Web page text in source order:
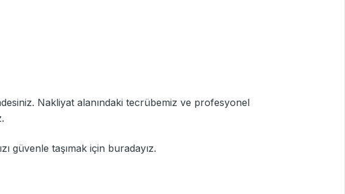
Nakliyat alanındaki tecrübemiz ve profesyonel
güvenle taşımak için buradayız.